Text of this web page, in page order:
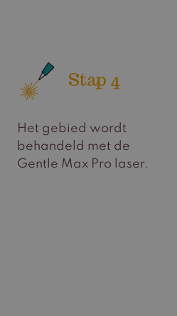
Stap 4
Het gebied wordt
behandeld met de
Gentle Max Pro laser.